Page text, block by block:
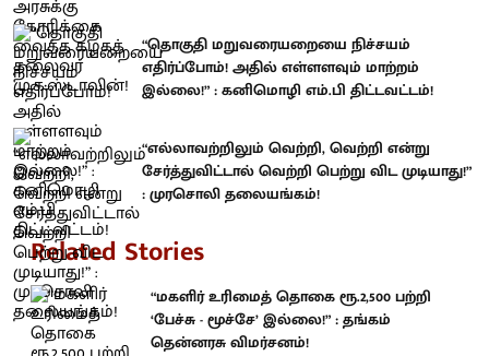
“தொகுதி மறுவரையறையை நிச்சயம்
எதிர்ப்போம்! அதில் எள்ளளவும் மாற்றம்
இல்லை!” : கனிமொழி எம்.பி திட்டவட்டம்!
“எல்லாவற்றிலும் வெற்றி, வெற்றி என்று
சேர்த்துவிட்டால் வெற்றி பெற்று விட முடியாது!”
: முரசொலி தலையங்கம்!
Related Stories
“மகளிர் உரிமைத் தொகை ரூ.2,500 பற்றி
‘பேச்சு - மூச்சே’ இல்லை!” : தங்கம்
தென்னரசு விமர்சனம்!